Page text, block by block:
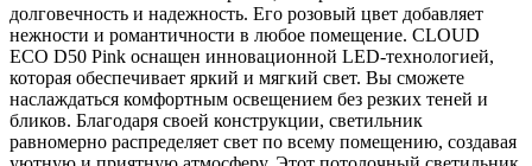
долговечность и надежность. Его розовый цвет добавляет
нежности и романтичности в любое помещение. CLOUD
ECO D50 Pink оснащен инновационной LED-технологией,
которая обеспечивает яркий и мягкий свет. Вы сможете
наслаждаться комфортным освещением без резких теней и
бликов. Благодаря своей конструкции, светильник
равномерно распределяет свет по всему помещению, создавая